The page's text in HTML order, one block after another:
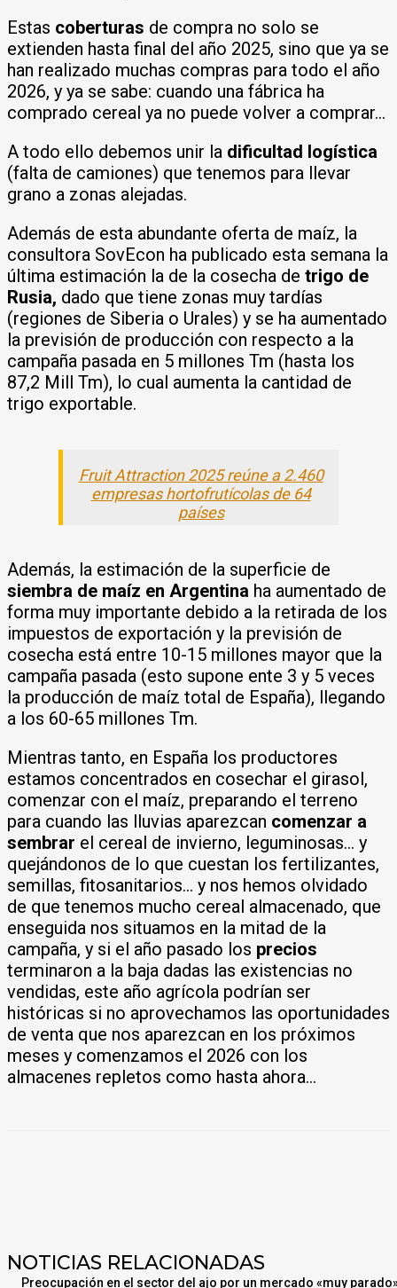
Estas coberturas de compra no solo se
extienden hasta final del año 2025, sino que ya se
han realizado muchas compras para todo el año
2026, y ya se sabe: cuando una fábrica ha
comprado cereal ya no puede volver a comprar…
A todo ello debemos unir la dificultad logística
(falta de camiones) que tenemos para llevar
grano a zonas alejadas.
Además de esta abundante oferta de maíz, la
consultora SovEcon ha publicado esta semana la
última estimación la de la cosecha de trigo de
Rusia, dado que tiene zonas muy tardías
(regiones de Siberia o Urales) y se ha aumentado
la previsión de producción con respecto a la
campaña pasada en 5 millones Tm (hasta los
87,2 Mill Tm), lo cual aumenta la cantidad de
trigo exportable.
Fruit Attraction 2025 reúne a 2.460
empresas hortofrutícolas de 64
países
Además, la estimación de la superficie de
siembra de maíz en Argentina ha aumentado de
forma muy importante debido a la retirada de los
impuestos de exportación y la previsión de
cosecha está entre 10-15 millones mayor que la
campaña pasada (esto supone ente 3 y 5 veces
la producción de maíz total de España), llegando
a los 60-65 millones Tm.
Mientras tanto, en España los productores
estamos concentrados en cosechar el girasol,
comenzar con el maíz, preparando el terreno
para cuando las lluvias aparezcan comenzar a
sembrar el cereal de invierno, leguminosas… y
quejándonos de lo que cuestan los fertilizantes,
semillas, fitosanitarios… y nos hemos olvidado
de que tenemos mucho cereal almacenado, que
enseguida nos situamos en la mitad de la
campaña, y si el año pasado los precios
terminaron a la baja dadas las existencias no
vendidas, este año agrícola podrían ser
históricas si no aprovechamos las oportunidades
de venta que nos aparezcan en los próximos
meses y comenzamos el 2026 con los
almacenes repletos como hasta ahora…
NOTICIAS RELACIONADAS
Preocupación en el sector del ajo por un mercado «muy